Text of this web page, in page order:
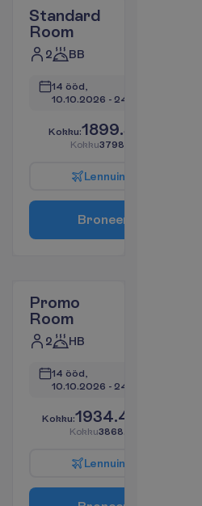
Standard
Room
2 BB
14 ööd,
10.10.2026 - 24.10.2026
Kokku:1899.31
Kokku3798.62
Lennuin
Broneer
Promo
Room
2 HB
14 ööd,
10.10.2026 - 24.10.2026
Kokku:1934.40
Kokku3868.80
Lennuin